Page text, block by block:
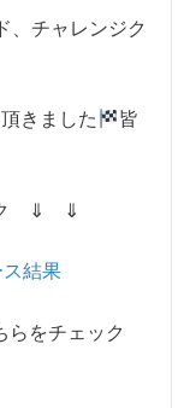
、チャレンジク
きました
皆
ク ⇓ ⇓
結果
らをチェック